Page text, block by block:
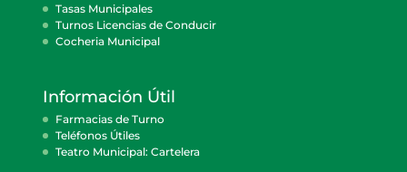
Tasas Municipales
Turnos Licencias de Conducir
Cocheria Municipal
Información Útil
Farmacias de Turno
Teléfonos Útiles
Teatro Municipal: Cartelera